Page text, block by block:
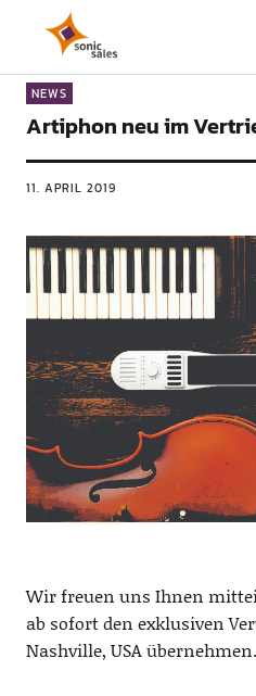
Sonic Sales
NEWS
Artiphon neu im
11. APRIL 2019
Wir freuen uns Ihnen
ab sofort den exklusiven
Nashville, USA übernehmen.